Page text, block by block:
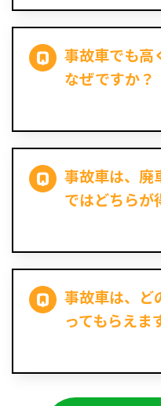
事故車でも高
なぜですか？
事故車は、廃
ではどちらが
事故車は、ど
ってもらえま